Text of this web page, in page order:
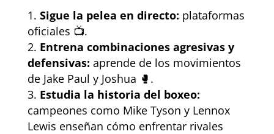
Sigue la pelea en directo: plataformas
oficiales 📺.
Entrena combinaciones agresivas y
defensivas: aprende de los movimientos
de Jake Paul y Joshua 🥊.
Estudia la historia del boxeo:
campeones como Mike Tyson y Lennox
Lewis enseñan cómo enfrentar rivales